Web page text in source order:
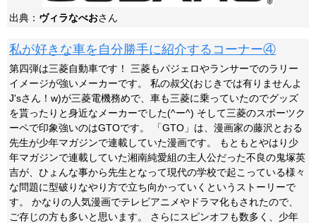
出典： ヴィラなべおさん
私が好きな車を自分勝手に紹介するコーナー④
第四弾は三菱自動車です！ 三菱もパジェロやランサーでのラリー
イメージが強いメーカーです。 私の叔父(おじきでは有りませんよ
J'sさん！w)が三菱電機務めで、車も三菱に乗っていたのでグッズ
を貰ったりと身近なメーカーでした(^ー^) そして三菱のスポーツク
ーペで印象強いのはGTOです。 「GTO」は、漫画家の藤沢とおる
先生が少年マガジンで連載していた漫画です。 もともとやはり少
年マガジンで連載していた湘南純愛組の主人公だった不良の鬼塚英
吉が、ひょんな事から先生となって現代の学校で起こっている様々
な問題に型破りなやり方で立ち向かっていくというストーリーで
す。 かなりの人気漫画でテレビアニメやドラマ化もされたので、
ご存じの方も多いと思います。 さらにスピンオフも数多く、少年